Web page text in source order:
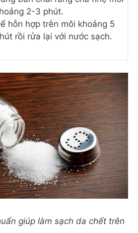
2-3 phút.
hỗn hợp trên môi khoảng 5
rồi rửa lại với nước sạch.
giúp làm sạch da chết trên